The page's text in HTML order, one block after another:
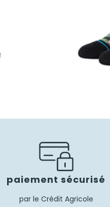
paiement sécurisé
par le Crédit Agricole